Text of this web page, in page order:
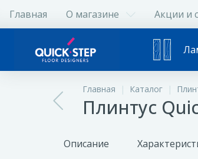
Главная О магазине Акции и
Главная Каталог
Плинтус
Описание